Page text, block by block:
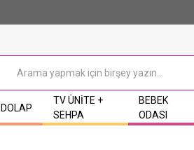
DOLAP
TV ÜNITE +
SEHPA
BEBEK
ODASI